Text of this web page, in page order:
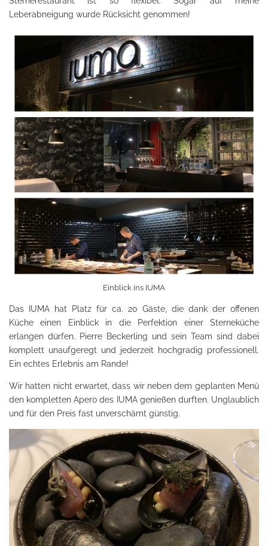
Leberabneigung wurde Rücksicht genommen!
Einblick ins IUMA
Das IUMA hat Platz für ca. 20 Gäste, die dank der offenen
Küche einen Einblick in die Perfektion einer Sterneküche
erlangen dürfen. Pierre Beckerling und sein Team sind dabei
komplett unaufgeregt und jederzeit hochgradig professionell.
Ein echtes Erlebnis am Rande!
Wir hatten nicht erwartet, dass wir neben dem geplanten Menü
den kompletten Apero des IUMA genießen durften. Unglaublich
und für den Preis fast unverschämt günstig.